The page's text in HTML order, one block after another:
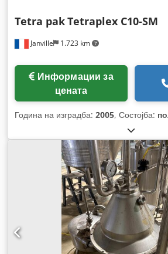
Janville 1.723 km
Tetra pakTetraplex C10-SM
цената
Година на изградба: 2005, Состојба: